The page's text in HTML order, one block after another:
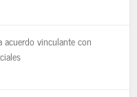
acuerdo vinculante con